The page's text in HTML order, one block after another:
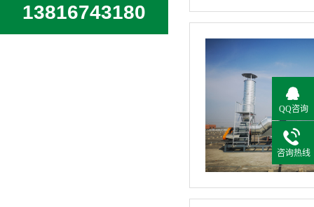
13816743180
QQ咨询
咨询热线